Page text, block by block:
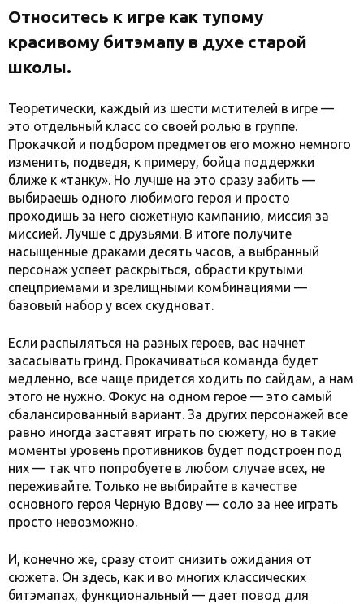
Относитесь к игре как тупому
красивому битэмапу в духе старой
школы.
Теоретически, каждый из шести мстителей в игре —
это отдельный класс со своей ролью в группе.
Прокачкой и подбором предметов его можно немного
изменить, подведя, к примеру, бойца поддержки
ближе к «танку». Но лучше на это сразу забить —
выбираешь одного любимого героя и просто
проходишь за него сюжетную кампанию, миссия за
миссией. Лучше с друзьями. В итоге получите
насыщенные драками десять часов, а выбранный
персонаж успеет раскрыться, обрасти крутыми
спецприемами и зрелищными комбинациями —
базовый набор у всех скудноват.
Если распыляться на разных героев, вас начнет
засасывать гринд. Прокачиваться команда будет
медленно, все чаще придется ходить по сайдам, а нам
этого не нужно. Фокус на одном герое — это самый
сбалансированный вариант. За других персонажей все
равно иногда заставят играть по сюжету, но в такие
моменты уровень противников будет подстроен под
них — так что попробуете в любом случае всех, не
переживайте. Только не выбирайте в качестве
основного героя Черную Вдову — соло за нее играть
просто невозможно.
И, конечно же, сразу стоит снизить ожидания от
сюжета. Он здесь, как и во многих классических
битэмапах, функциональный — дает повод для